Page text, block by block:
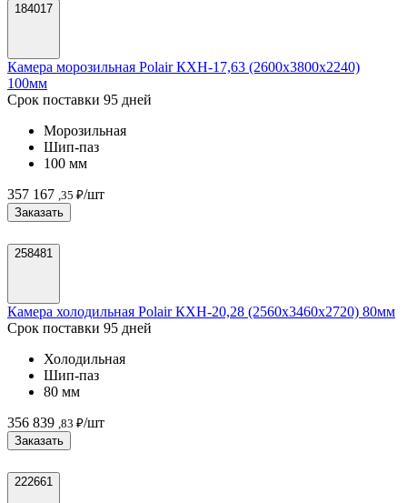
184017
Камера морозильная Polair КХН-17,63 (2600х3800х2240)
100мм
Срок поставки 95 дней
Морозильная
Шип-паз
100 мм
357 167 ,35 ₽/шт
Заказать
258481
Камера холодильная Polair КХН-20,28 (2560х3460х2720) 80мм
Срок поставки 95 дней
Холодильная
Шип-паз
80 мм
356 839 ,83 ₽/шт
Заказать
222661